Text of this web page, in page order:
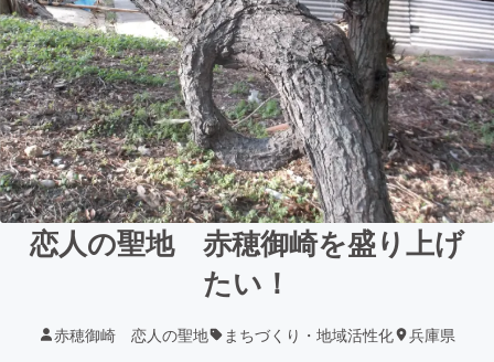
恋人の聖地 赤穂御崎を盛り上げ
たい！
赤穂御崎 恋人の聖地 まちづくり・地域活性化 兵庫県